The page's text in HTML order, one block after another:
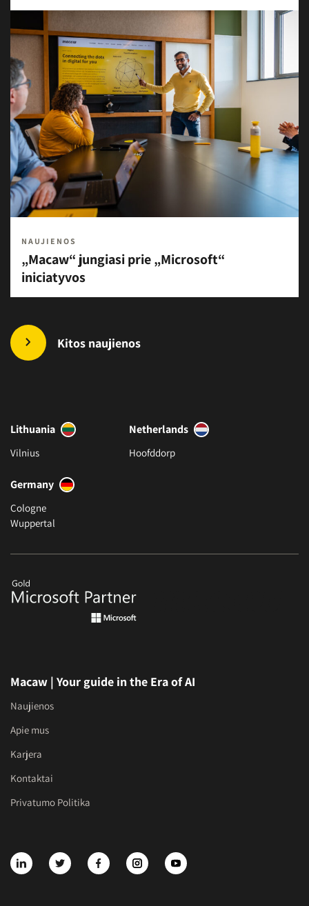
NAUJIENOS
„Macaw“ jungiasi prie „Microsoft“
iniciatyvos
Kitos naujienos
Lithuania
Vilnius
Netherlands
Hoofddorp
Germany
Cologne
Wuppertal
Macaw | Your guide in the Era of AI
Naujienos
Apie mus
Karjera
Kontaktai
Privatumo Politika